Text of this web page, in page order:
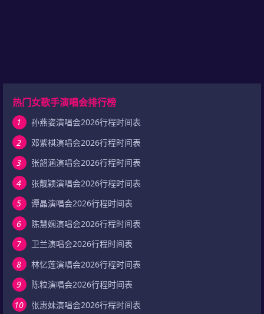
热门女歌手演唱会排行榜
1
孙燕姿演唱会2026行程时间表
2
邓紫棋演唱会2026行程时间表
3
张韶涵演唱会2026行程时间表
4
张靓颖演唱会2026行程时间表
5
谭晶演唱会2026行程时间表
6
陈慧娴演唱会2026行程时间表
7
卫兰演唱会2026行程时间表
8
林忆莲演唱会2026行程时间表
9
陈粒演唱会2026行程时间表
10
张惠妹演唱会2026行程时间表